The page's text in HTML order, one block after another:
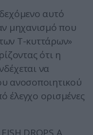
αυτό
μηχανισμό που
Τ-κυττάρων»
ότι η
να
ανοσοποιητικού
έλεγχο ορισμένες